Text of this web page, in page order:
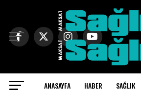
ANASAYFA HABER SAĞLIK
SAĞLIK
Exit mobile version